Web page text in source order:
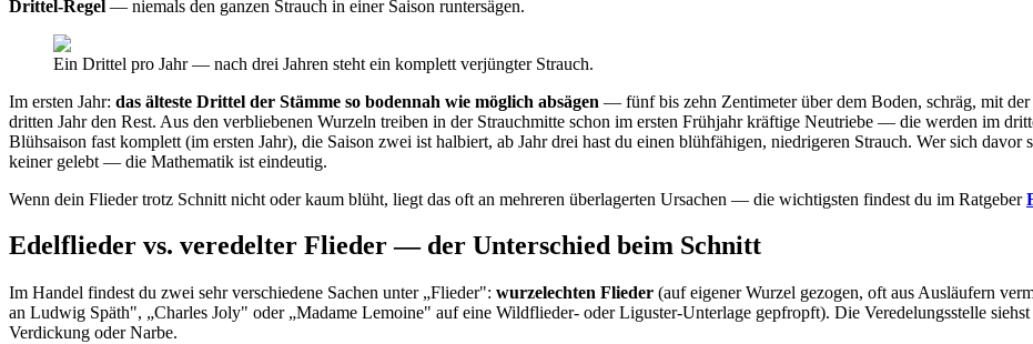
Drittel-Regel — niemals den ganzen Strauch in einer Saison runtersägen.
Ein Drittel pro Jahr — nach drei Jahren steht ein komplett verjüngter Strauch.
Im ersten Jahr: das älteste Drittel der Stämme so bodennah wie möglich absägen — fünf bis zehn Zentimeter über dem Boden, schräg, mit
dritten Jahr den Rest. Aus den verbliebenen Wurzeln treiben in der Strauchmitte schon im ersten Frühjahr kräftige Neutriebe — die werden im
Blühsaison fast komplett (im ersten Jahr), die Saison zwei ist halbiert, ab Jahr drei hast du einen blühfähigen, niedrigeren Strauch. Wer sich davor
keiner gelebt — die Mathematik ist eindeutig.
Wenn dein Flieder trotz Schnitt nicht oder kaum blüht, liegt das oft an mehreren überlagerten Ursachen — die wichtigsten findest du im Ratgeber
Edelflieder vs. veredelter Flieder — der Unterschied beim Schnitt
Im Handel findest du zwei sehr verschiedene Sachen unter „Flieder": wurzelechten Flieder (auf eigener Wurzel gezogen, oft aus Ausläufern
an Ludwig Späth", „Charles Joly" oder „Madame Lemoine" auf eine Wildflieder- oder Liguster-Unterlage gepfropft). Die Veredelungsstelle
Verdickung oder Narbe.